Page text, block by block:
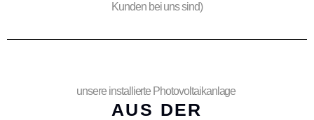
Kunden bei uns sind)
unsere installierte Photovoltaikanlage
AUS DER